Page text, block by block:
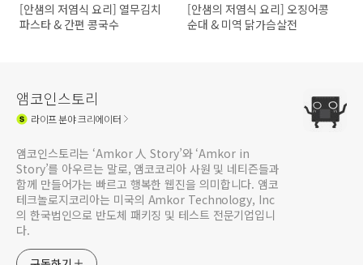
[안샘의 저염식 요리] 열무김치
파스타 & 간편 콩국수
[안샘의 저염식 요리] 오징어콩
순대 & 미역 닭가슴살전
앰코인스토리
라이프분야 크리에이터
앰코인스토리는 ‘Amkor 人 Story’와 ‘Amkor in
Story’를 아우르는 말로, 앰코코리아 사원 및 네티즌들과
함께 만들어가는 빠르고 행복한 웹진을 의미합니다. 앰코
테크놀로지코리아는 미국의 Amkor Technology, Inc
의 한국법인으로 반도체 패키징 및 테스트 전문기업입니
다.